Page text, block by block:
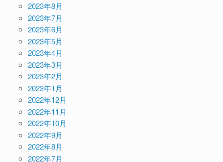
2023年8月
2023年7月
2023年6月
2023年5月
2023年4月
2023年3月
2023年2月
2023年1月
2022年12月
2022年11月
2022年10月
2022年9月
2022年8月
2022年7月